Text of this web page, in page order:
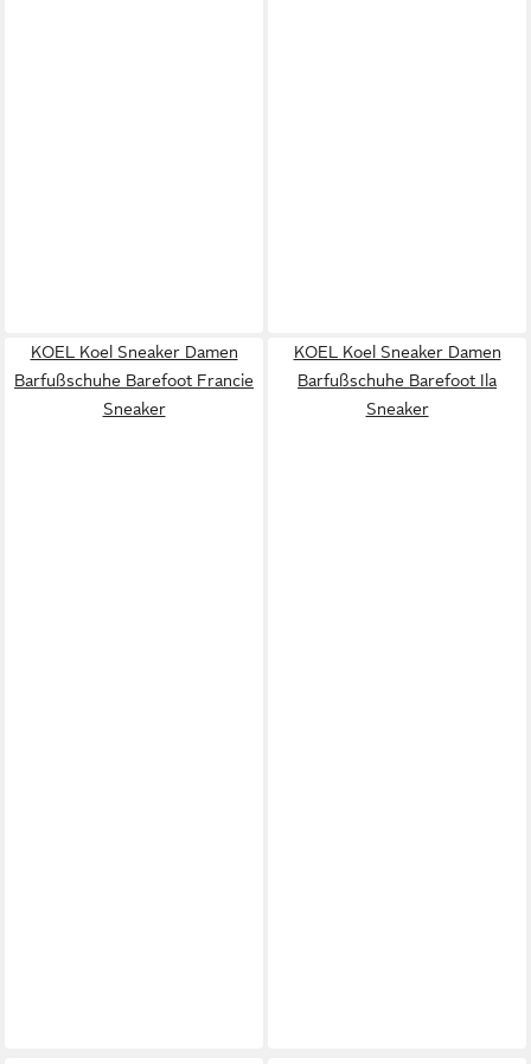
KOEL Koel Sneaker Damen
Barfußschuhe Barefoot Francie
Sneaker
KOEL Koel Sneaker Damen
Barfußschuhe Barefoot Ila
Sneaker